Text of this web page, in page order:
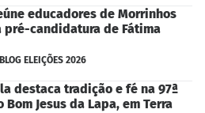
educadores de Morrinhos
pré-candidatura de Fátima
ELEIÇÕES 2026
destaca tradição e fé na 97ª
Bom Jesus da Lapa, em Terra